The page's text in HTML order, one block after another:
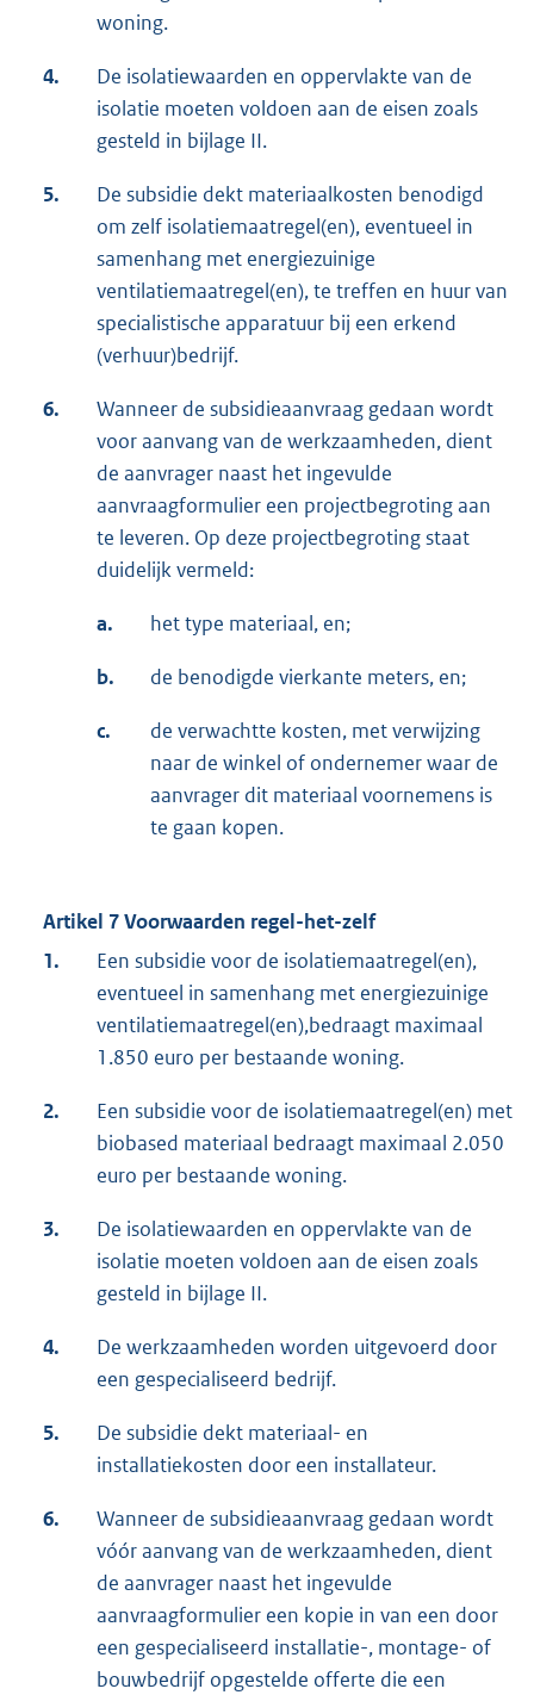
woning.
4.
De isolatiewaarden en oppervlakte van de
isolatie moeten voldoen aan de eisen zoals
gesteld in bijlage II.
5.
De subsidie dekt materiaalkosten benodigd
om zelf isolatiemaatregel(en), eventueel in
samenhang met energiezuinige
ventilatiemaatregel(en), te treffen en huur van
specialistische apparatuur bij een erkend
(verhuur)bedrijf.
6.
Wanneer de subsidieaanvraag gedaan wordt
voor aanvang van de werkzaamheden, dient
de aanvrager naast het ingevulde
aanvraagformulier een projectbegroting aan
te leveren. Op deze projectbegroting staat
duidelijk vermeld:
a. het type materiaal, en;
b. de benodigde vierkante meters, en;
c.
de verwachtte kosten, met verwijzing
naar de winkel of ondernemer waar de
aanvrager dit materiaal voornemens is
te gaan kopen.
Artikel 7 Voorwaarden regel-het-zelf
1.
Een subsidie voor de isolatiemaatregel(en),
eventueel in samenhang met energiezuinige
ventilatiemaatregel(en),bedraagt maximaal
1.850 euro per bestaande woning.
2.
Een subsidie voor de isolatiemaatregel(en) met
biobased materiaal bedraagt maximaal 2.050
euro per bestaande woning.
3.
De isolatiewaarden en oppervlakte van de
isolatie moeten voldoen aan de eisen zoals
gesteld in bijlage II.
4.
De werkzaamheden worden uitgevoerd door
een gespecialiseerd bedrijf.
5.
De subsidie dekt materiaal- en
installatiekosten door een installateur.
6.
Wanneer de subsidieaanvraag gedaan wordt
vóór aanvang van de werkzaamheden, dient
de aanvrager naast het ingevulde
aanvraagformulier een kopie in van een door
een gespecialiseerd installatie-, montage- of
bouwbedrijf opgestelde offerte die een